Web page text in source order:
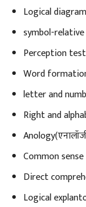
Logical
symbol-relative
Perception
Word
letter and
Right and
Common sense
Direct
Logical